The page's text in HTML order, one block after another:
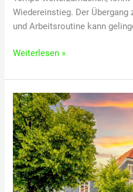
Wiedereinstieg. Der
und Arbeitsroutine kann
Zurück
Alltag:
Tipps
für
ein
sanftes
Ankommen
nach
dem
Weiterlesen »